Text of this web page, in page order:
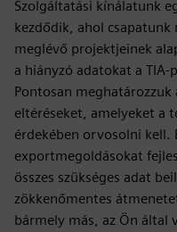
Szolgáltatási kínálatunk
kezdődik, ahol
meglévő projektjeinek
a hiányzó adatokat a
Pontosan meghatározzuk
eltéréseket, amelyeket a
érdekében orvosolni kell.
exportmegoldásokat
összes szükséges adat
zökkenőmentes
bármely más, az Ön által